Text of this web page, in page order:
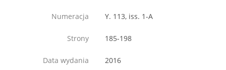
Numeracja Y. 113, iss. 1-A
Strony 185-198
Data wydania 2016